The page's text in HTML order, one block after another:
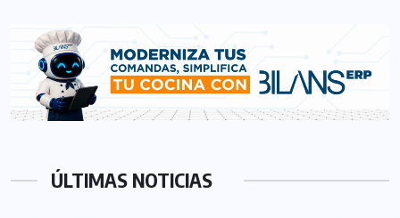
ÚLTIMAS NOTICIAS